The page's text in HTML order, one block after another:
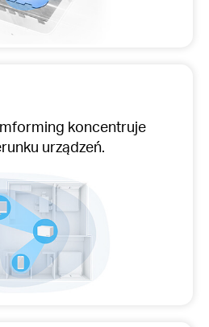
koncentruje
urządzeń.